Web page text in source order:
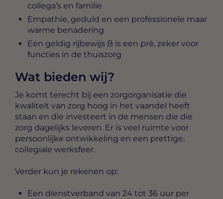
collega’s en familie
Empathie, geduld en een professionele maar
warme benadering
Een geldig rijbewijs B is een pré, zeker voor
functies in de thuiszorg
Wat bieden wij?
Je komt terecht bij een zorgorganisatie die
kwaliteit van zorg hoog in het vaandel heeft
staan en die investeert in de mensen die die
zorg dagelijks leveren. Er is veel ruimte voor
persoonlijke ontwikkeling en een prettige,
collegiale werksfeer.
Verder kun je rekenen op:
Een dienstverband van 24 tot 36 uur per